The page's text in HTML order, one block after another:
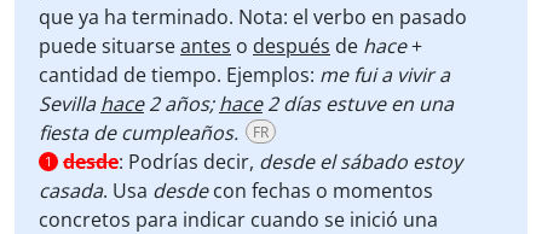
que ya ha terminado. Nota: el verbo en pasado
puede situarseantes o después de hace+
cantidad de tiempo. Ejemplos: me fui a vivir a
Sevillahace2 años;hace2 días estuve en una
fiesta de cumpleaños.
FR
1 desde: Podrías decir, desde el sábado estoy
casada. Usa desdecon fechas o momentos
concretos para indicar cuando se inició una